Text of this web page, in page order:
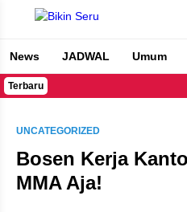
Bikin Seru
News JADWAL Umum
Terbaru
UNCATEGORIZED
Bosen Kerja
MMA Aja!